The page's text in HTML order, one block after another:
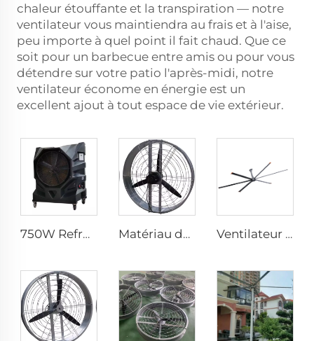
chaleur étouffante et la transpiration — notre
ventilateur vous maintiendra au frais et à l'aise,
peu importe à quel point il fait chaud. Que ce
soit pour un barbecue entre amis ou pour vous
détendre sur votre patio l'après-midi, notre
ventilateur économe en énergie est un
excellent ajout à tout espace de vie extérieur.
750W Refroidisseur d'Air Évaporatif Industriel Portable Matériau durable grand volume prix usine haute qualité ventilateur rond mural de 950 mm pour étables Ventilateur d'église 24ft HVLS 7.3m grand ventilateur de plafond en aluminium pour la ventilation